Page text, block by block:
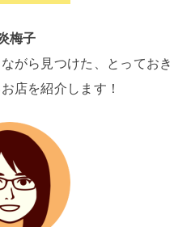
梅子
がら見つけた、とっておき
店を紹介します！